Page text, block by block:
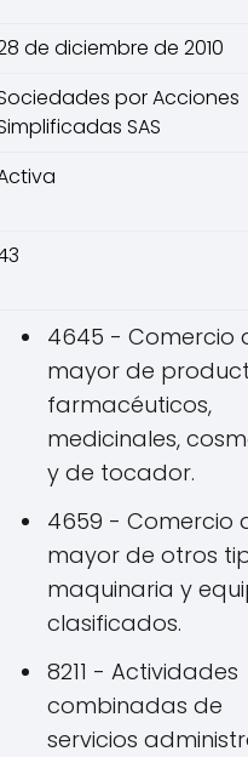
de diciembre de 2010
por Acciones
SAS
4645 - Comercio
mayor de
farmacéuticos,
medicinales,
y de tocador.
4659 - Comercio
mayor de otros
maquinaria y
clasificados.
8211 - Actividades
combinadas de
servicios